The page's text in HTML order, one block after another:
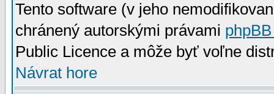
Tento software (v jeho
chránený autorskými právami
Public Licence a môže byť voľne
Návrat hore